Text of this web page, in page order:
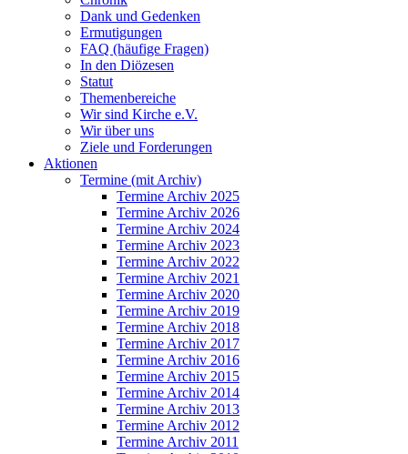
Dank und Gedenken
Ermutigungen
FAQ (häufige Fragen)
In den Diözesen
Statut
Themenbereiche
Wir sind Kirche e.V.
Wir über uns
Ziele und Forderungen
Aktionen
Termine (mit Archiv)
Termine Archiv 2025
Termine Archiv 2026
Termine Archiv 2024
Termine Archiv 2023
Termine Archiv 2022
Termine Archiv 2021
Termine Archiv 2020
Termine Archiv 2019
Termine Archiv 2018
Termine Archiv 2017
Termine Archiv 2016
Termine Archiv 2015
Termine Archiv 2014
Termine Archiv 2013
Termine Archiv 2012
Termine Archiv 2011